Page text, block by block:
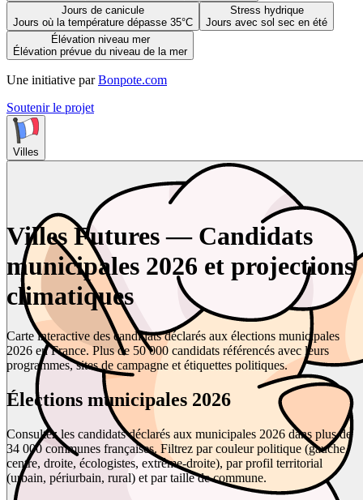
Jours de canicule
Jours où la température dépasse 35°C
Stress hydrique
Jours avec sol sec en été
Élévation niveau mer
Élévation prévue du niveau de la mer
Une initiative par Bonpote.com
Soutenir le projet
Villes
Villes Futures — Candidats
municipales 2026 et projections
climatiques
Carte interactive des candidats déclarés aux élections municipales
2026 en France. Plus de 50 000 candidats référencés avec leurs
programmes, sites de campagne et étiquettes politiques.
Élections municipales 2026
Consultez les candidats déclarés aux municipales 2026 dans plus de
34 000 communes françaises. Filtrez par couleur politique (gauche,
centre, droite, écologistes, extrême-droite), par profil territorial
(urbain, périurbain, rural) et par taille de commune.